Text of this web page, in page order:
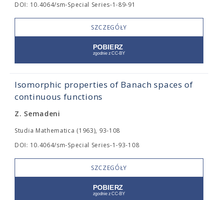
DOI: 10.4064/sm-Special Series-1-89-91
SZCZEGÓŁY
Isomorphic properties of Banach spaces of
continuous functions
Z. Semadeni
Studia Mathematica (1963), 93-108
DOI: 10.4064/sm-Special Series-1-93-108
SZCZEGÓŁY